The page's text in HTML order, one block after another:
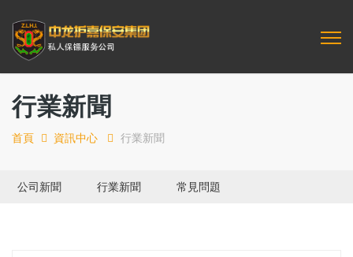
行業新聞
首頁 資訊中心 行業新聞
公司新聞 行業新聞 常見問題